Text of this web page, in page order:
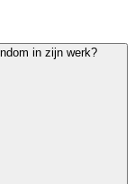
in zijn werk?